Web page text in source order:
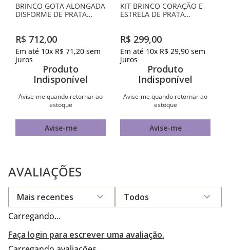
BRINCO GOTA ALONGADA
DISFORME DE PRATA
R$ 712,00
Em até 10x R$ 71 ,20 sem
juros
Produto
Indisponível
Avise-me quando retornar ao
estoque
Avise-me
KIT BRINCO CORAÇÃO E
ESTRELA DE PRATA
R$ 299,00
Em até 10x R$ 29,90 sem
juros
Produto
Indisponível
Avise-me quando retornar ao
estoque
Avise-me
AVALIAÇÕES
Carregando…
Faça login para escrever uma avaliação.
Mais recentes Todos